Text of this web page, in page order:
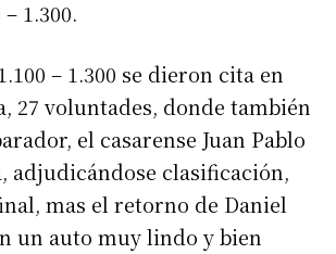
1.300.
– 1.300 se dieron cita en
27 voluntades, donde también
el casarense Juan Pablo
adjudicándose clasificación,
mas el retorno de Daniel
un auto muy lindo y bien